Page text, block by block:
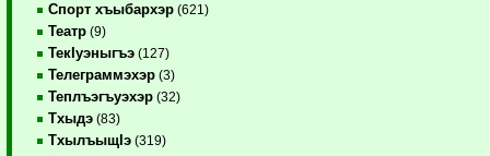
Спорт хъыбархэр (621)
Театр (9)
ТекIуэныгъэ (127)
Телеграммэхэр (3)
Теплъэгъуэхэр (32)
Тхыдэ (83)
ТхылъыщIэ (319)